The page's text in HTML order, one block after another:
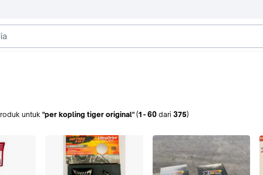
untuk "per kopling tiger original" (1 -60 dari 375)